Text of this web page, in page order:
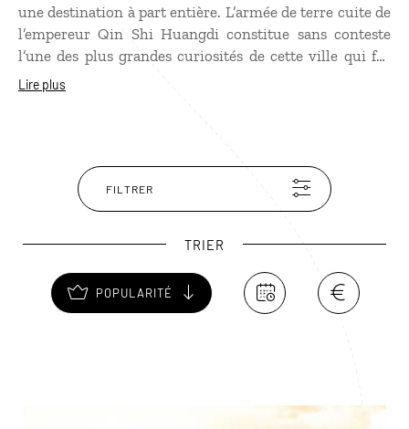
une destination à part entière. L’armée de terre cuite de
l’empereur Qin Shi Huangdi constitue sans conteste
l’une des plus grandes curiosités de cette ville qui fut
aussi le point de départ de l’ancienne Route de la Soie.
quartier musulman. Ce dédale de rues commerçantes
où se succèdent échoppes, ateliers d'artisans et stands
street foodconstitue aujourd'hui l'un des lieux les
Lire plus
FILTRER
TRIER
POPULARITÉ